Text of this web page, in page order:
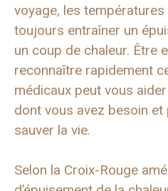
voyage, les
toujours entraîner un
un coup de chaleur. Être
reconnaître rapidement
médicaux peut vous
dont vous avez besoin
sauver la vie.
Selon la Croix-Rouge